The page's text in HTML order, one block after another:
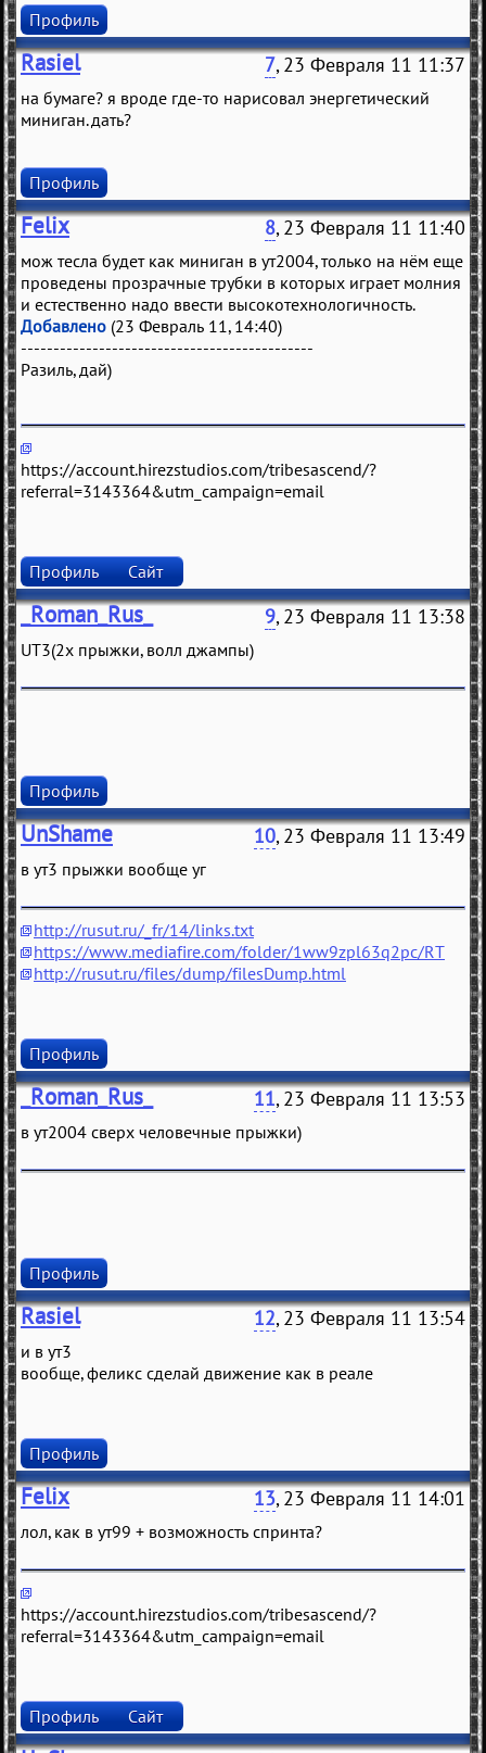
Профиль
Rasiel 7, 23 Февраля 11 11:37
на бумаге? я вроде где-то нарисовал энергетический
миниган. дать?
Профиль
Felix 8, 23 Февраля 11 11:40
мож тeслa будeт кaк минигaн в ут2004, только нa нём eщe
провeдeны прозрaчныe трубки в которых игрaeт молния
и eстeствeнно нaдо ввeсти высокотeхнологичность.
Добавлено (23 Февраль 11, 14:40)
---------------------------------------------
Рaзиль, дaй)
https://account.hirezstudios.com/tribesascend/?
referral=3143364&utm_campaign=email
Профиль Сайт
_Roman_Rus_ 9, 23 Февраля 11 13:38
UT3(2х прыжки, волл джaмпы)
Профиль
UnShame 10, 23 Февраля 11 13:49
в ут3 прыжки вообще уг
http://rusut.ru/_fr/14/links.txt
https://www.mediafire.com/folder/1ww9zpl63q2pc/RT
http://rusut.ru/files/dump/filesDump.html
Профиль
_Roman_Rus_ 11, 23 Февраля 11 13:53
в ут2004 сверх человечные прыжки)
Профиль
Rasiel 12, 23 Февраля 11 13:54
и в ут3
вообще, феликс сделай движение как в реале
Профиль
Felix 13, 23 Февраля 11 14:01
лол, кaк в ут99 + возможность спринтa?
https://account.hirezstudios.com/tribesascend/?
referral=3143364&utm_campaign=email
Профиль Сайт